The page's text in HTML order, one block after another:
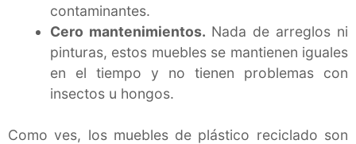
contaminantes.
Cero mantenimientos. Nada de arreglos ni
pinturas, estos muebles se mantienen iguales
en el tiempo y no tienen problemas con
insectos u hongos.
Como ves, los muebles de plástico reciclado son